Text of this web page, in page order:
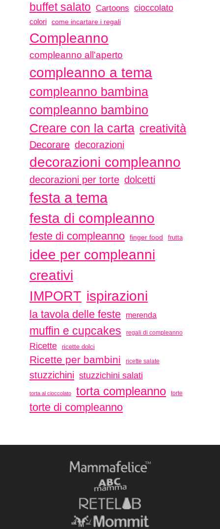
buffet salato Cartoons cioccolato
colori come incartare i regali
Compleanno
compleanno all'aperto
compleanno a tema
compleanno bambina
compleanno bambino
Creare con la carta creatività
Decorare decorazioni
decorazioni compleanno
decorazioni per torte dolcetti
festa a tema
festa di compleanno
feste di compleanno finger food frutta
idee per compleanni
creativi
IMPORT ispirazioni
la tavola delle feste merenda
muffin e cupcakes regali di compleanno
Ricette ricette dolci
Ricette per bambini ricette salate
stuzzichini stuzzichini salati
torta al cioccolato torta compleanno torte
torte di compleanno